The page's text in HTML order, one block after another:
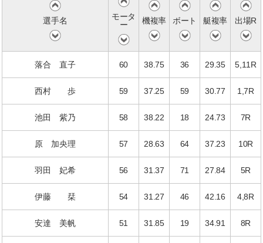
選手名
モータ
ー
機複率 ボート 艇複率 出場R
落合 直子 60 38.75 36 29.35 5,11R
西村 歩 59 37.25 59 30.77 1,7R
池田 紫乃 58 38.22 18 24.73 7R
原 加央理 57 28.63 64 37.23 10R
羽田 妃希 56 31.37 71 27.84 5R
伊藤 栞 54 31.27 46 42.16 4,8R
安達 美帆 51 31.85 19 34.91 8R